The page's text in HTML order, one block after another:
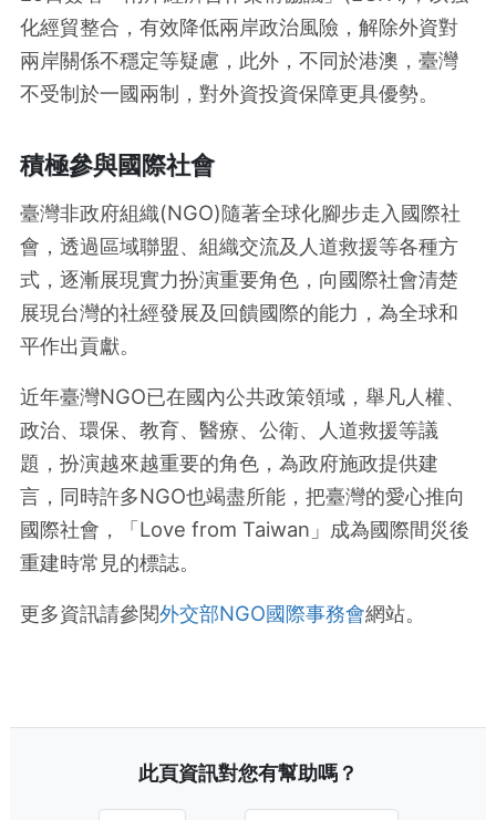
化經貿整合，有效降低兩岸政治風險，解除外資對
兩岸關係不穩定等疑慮，此外，不同於港澳，臺灣
不受制於一國兩制，對外資投資保障更具優勢。
積極參與國際社會
臺灣非政府組織(NGO)隨著全球化腳步走入國際社
會，透過區域聯盟、組織交流及人道救援等各種方
式，逐漸展現實力扮演重要角色，向國際社會清楚
展現台灣的社經發展及回饋國際的能力，為全球和
平作出貢獻。
近年臺灣NGO已在國內公共政策領域，舉凡人權、
政治、環保、教育、醫療、公衛、人道救援等議
題，扮演越來越重要的角色，為政府施政提供建
言，同時許多NGO也竭盡所能，把臺灣的愛心推向
國際社會，「Love from Taiwan」成為國際間災後
重建時常見的標誌。
更多資訊請參閱外交部NGO國際事務會網站。
此頁資訊對您有幫助嗎？